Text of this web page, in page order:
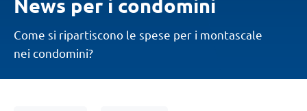
News per i condomini
Come si ripartiscono le spese per i montascale
nei condomini?